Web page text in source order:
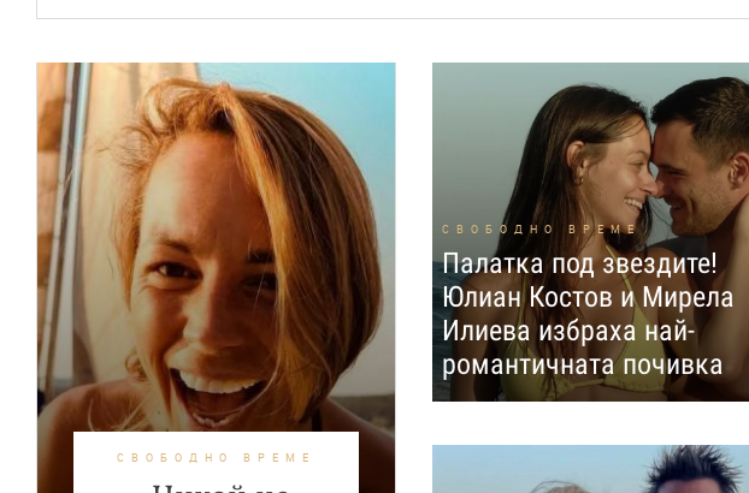
СВОБОДНО ВРЕМЕ
СВОБОДНО ВРЕМЕ
Палатка под звездите!
Юлиан Костов и Мирела
Илиева избраха най-
романтичната почивка